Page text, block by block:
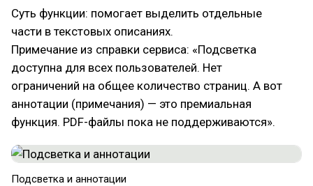
Суть функции: помогает выделить отдельные
части в текстовых описаниях.
Примечание из справки сервиса: «Подсветка
доступна для всех пользователей. Нет
ограничений на общее количество страниц. А вот
аннотации (примечания) — это премиальная
функция. PDF-файлы пока не поддерживаются».
Подсветка и аннотации